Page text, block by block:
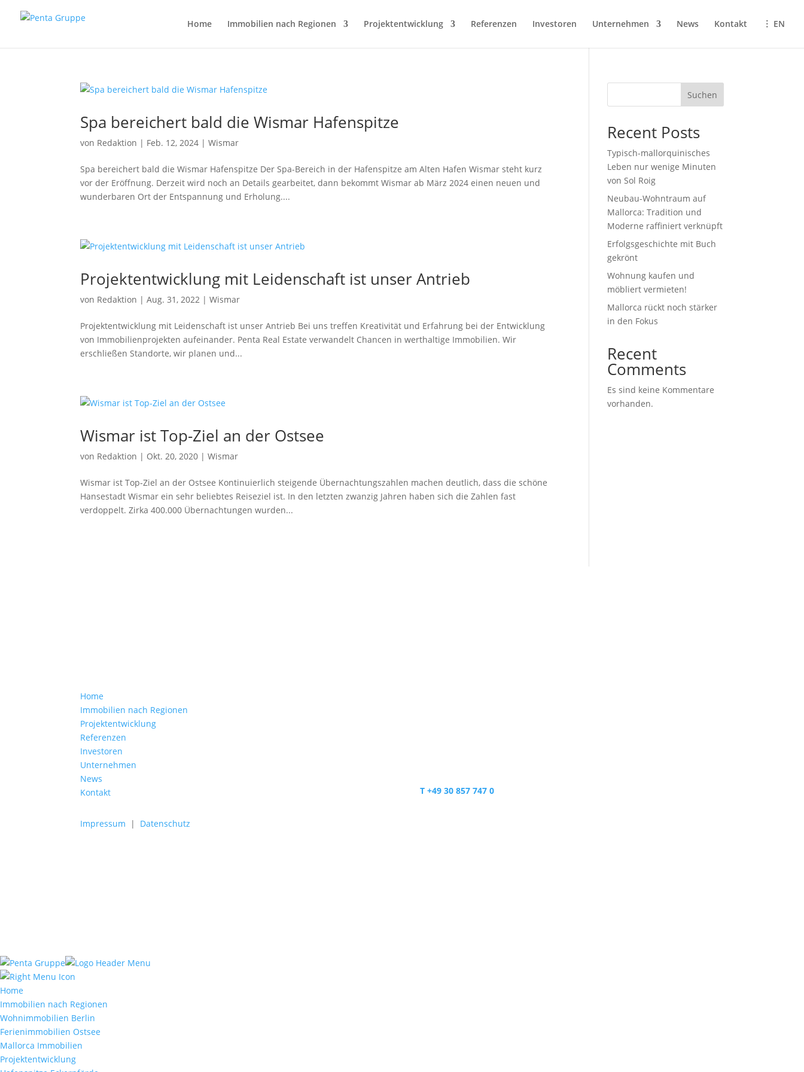
Home Immobilien nach Regionen Projektentwicklung Referenzen Investoren Unternehmen News Kontakt ︙ EN
Spa bereichert bald die Wismar Hafenspitze
von Redaktion | Feb. 12, 2024 |Wismar
Spa bereichert bald die Wismar Hafenspitze Der Spa-Bereich in der Hafenspitze am Alten Hafen Wismar steht kurz
vor der Eröffnung. Derzeit wird noch an Details gearbeitet, dann bekommt Wismar ab März 2024 einen neuen und
wunderbaren Ort der Entspannung und Erholung....
Projektentwicklung mit Leidenschaft ist unser Antrieb
von Redaktion |Aug. 31, 2022 |Wismar
Projektentwicklung mit Leidenschaft ist unser Antrieb Bei uns treffen Kreativität und Erfahrung bei der Entwicklung
von Immobilien­projekten aufeinander. Penta Real Estate verwandelt Chancen in werthaltige Immobilien. Wir
erschließen Standorte, wir planen und...
Wismar ist Top-Ziel an der Ostsee
von Redaktion | Okt. 20, 2020 |Wismar
Wismar ist Top-Ziel an der Ostsee Kontinuierlich steigende Übernachtungszahlen machen deutlich, dass die schöne
Hansestadt Wismar ein sehr beliebtes Reiseziel ist. In den letzten zwanzig Jahren haben sich die Zahlen fast
verdoppelt. Zirka 400.000 Übernachtungen wurden...
Suchen
Recent Posts
Typisch-mallorquinisches
Leben nur wenige Minuten
von Sol Roig
Neubau-Wohntraum auf
Mallorca: Tradition und
Moderne raffiniert verknüpft
Erfolgsgeschichte mit Buch
gekrönt
Wohnung kaufen und
möbliert vermieten!
Mallorca rückt noch stärker
in den Fokus
Recent
Comments
Es sind keine Kommentare
vorhanden.
Home
Immobilien nach Regionen
Projektentwicklung
Referenzen
Investoren
Unternehmen
News
Kontakt
Impressum | Datenschutz
T +49 30 857 747 0
Home
Immobilien nach Regionen
Wohnimmobilien Berlin
Ferienimmobilien Ostsee
Mallorca Immobilien
Projektentwicklung